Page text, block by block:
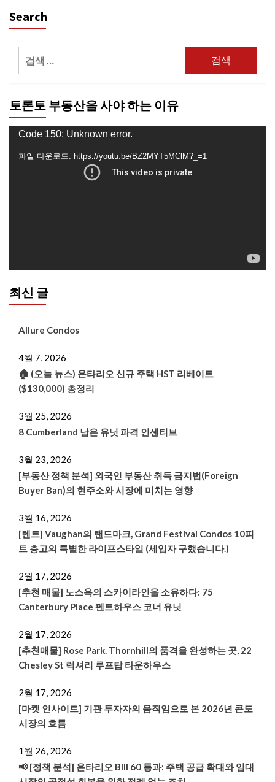
Search
검
색:
토론토 부동산을 사야 하는 이유
동
영
Code 150: Unknown error.
파일 다운로드: https://youtu.be/BZ2MYT5MClM?_=1
최신 글
Allure Condos
4월 7, 2026
🏠 (오늘 뉴스) 온타리오 신규 주택 HST 리베이트
($130,000) 총정리
3월 25, 2026
8 Cumberland 남은 유닛 파격 인센티브
3월 23, 2026
[부동산 정책 분석] 외국인 부동산 취득 금지법(Foreign
Buyer Ban)의 현주소와 시장에 미치는 영향
3월 16, 2026
[렌트] Vaughan의 랜드마크, Grand Festival Condos 10피
트 층고의 특별한 라이프스타일 (세입자 구했습니다.)
2월 17, 2026
[추천 매물] 노스욕의 스카이라인을 소유하다: 75
Canterbury Place 펜트하우스 코너 유닛
2월 17, 2026
[추천매물] Rose Park. Thornhill의 품격을 완성하는 곳, 22
Chesley St 럭셔리 루프탑 타운하우스
2월 17, 2026
[마켓 인사이트] 기관 투자자의 움직임으로 본 2026년 콘도
시장의 흐름
1월 26, 2026
📢 [정책 분석] 온타리오 Bill 60 통과: 주택 공급 확대와 임대